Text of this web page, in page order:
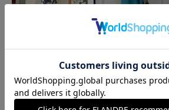
神戸阪急SUPERIORCLOSET
上本町近鉄SUPERIORCLOSE